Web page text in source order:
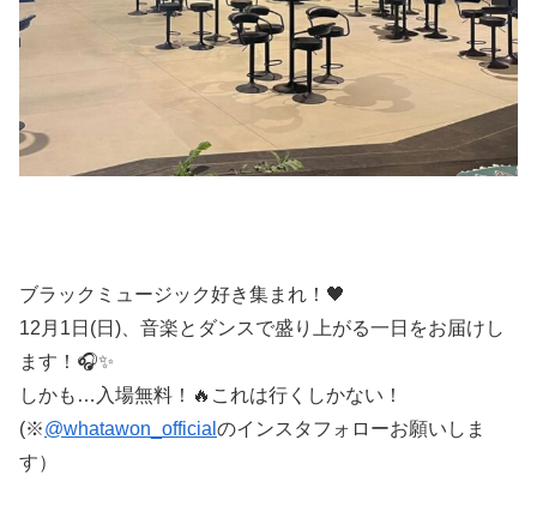
ブラックミュージック好き集まれ！🖤
12月1日(日)、音楽とダンスで盛り上がる一日をお届けし
ます！🎧✨
しかも…入場無料！🔥これは行くしかない！
(※@whatawon_official のインスタフォローお願いしま
す）